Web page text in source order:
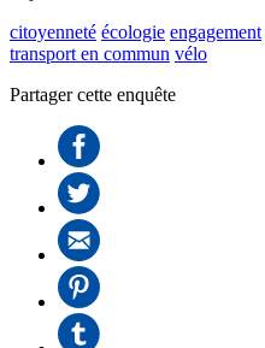
citoyenneté écologie engagement
transport en commun vélo
Partager cette enquête